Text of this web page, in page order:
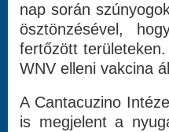
nap során
ösztönzésével,
fertőzött
WNV elleni vakcina
A Cantacuzino
is megjelent a